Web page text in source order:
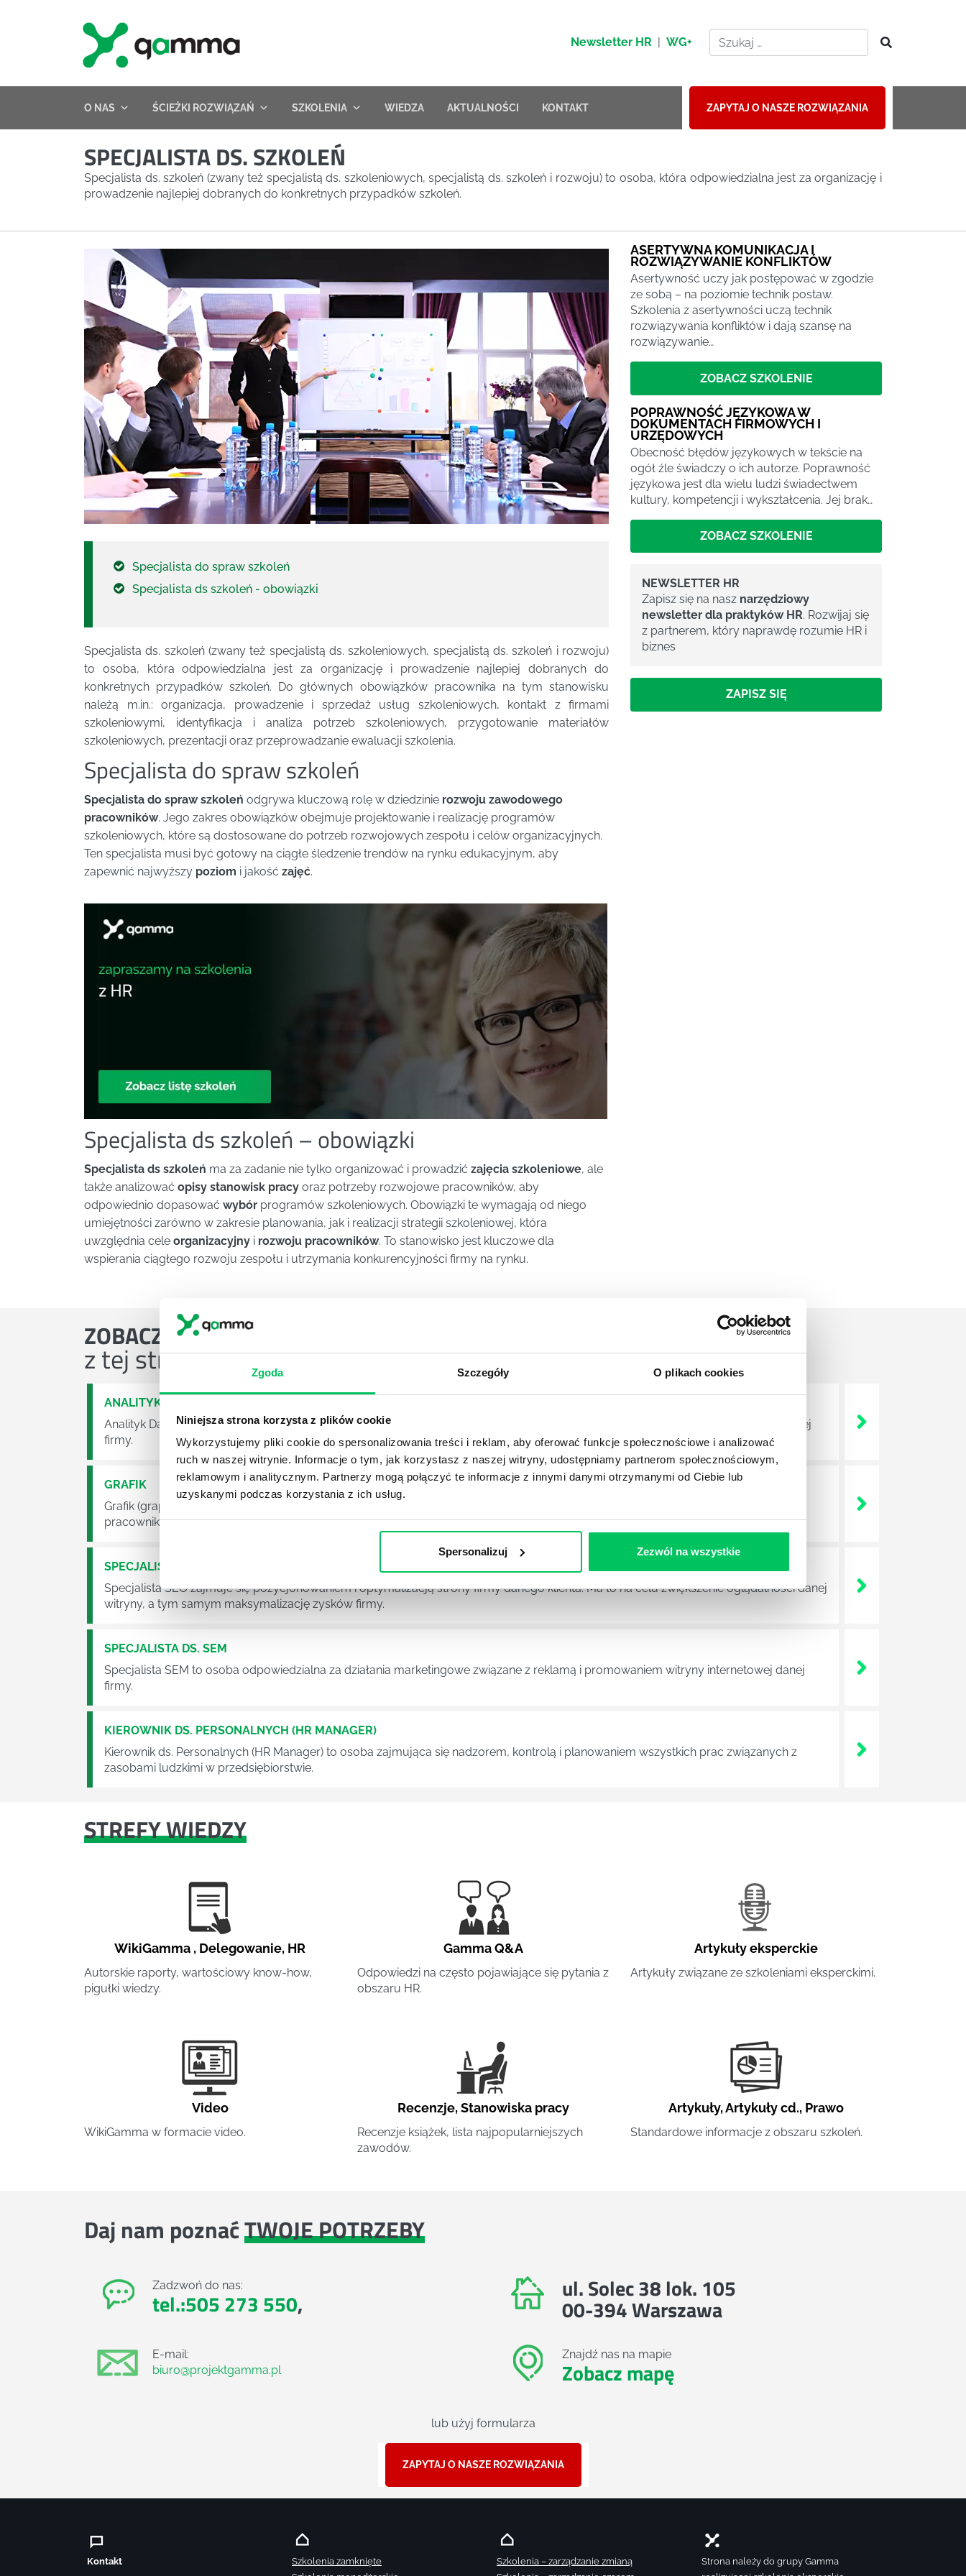
Zgoda Szczegóły O plikach cookies
Niniejsza strona korzysta z plików cookie
Wykorzystujemy pliki cookie do spersonalizowania treści i reklam, aby oferować funkcje społecznościowe i analizować
ruch w naszej witrynie. Informacje o tym, jak korzystasz z naszej witryny, udostępniamy partnerom społecznościowym,
reklamowym i analitycznym. Partnerzy mogą połączyć te informacje z innymi danymi otrzymanymi od Ciebie lub
uzyskanymi podczas korzystania z ich usług.
Spersonalizuj Zezwól na wszystkie
Newsletter HR | WG+
O NAS ŚCIEŻKI ROZWIĄZAŃ SZKOLENIA WIEDZA AKTUALNOŚCI KONTAKT ZAPYTAJ O NASZE ROZWIĄZANIA
SPECJALISTA DS. SZKOLEŃ
Specjalista ds. szkoleń (zwany też specjalistą ds. szkoleniowych, specjalistą ds. szkoleń i rozwoju) to osoba, która odpowiedzialna jest za organizację i
prowadzenie najlepiej dobranych do konkretnych przypadków szkoleń.
Specjalista do spraw szkoleń
Specjalista ds szkoleń - obowiązki
Specjalista ds. szkoleń (zwany też specjalistą ds. szkoleniowych, specjalistą ds. szkoleń i rozwoju)
to osoba, która odpowiedzialna jest za organizację i prowadzenie najlepiej dobranych do
konkretnych przypadków szkoleń. Do głównych obowiązków pracownika na tym stanowisku
należą m.in.: organizacja, prowadzenie i sprzedaż usług szkoleniowych, kontakt z firmami
szkoleniowymi, identyfikacja i analiza potrzeb szkoleniowych, przygotowanie materiałów
szkoleniowych, prezentacji oraz przeprowadzanie ewaluacji szkolenia.
Specjalista do spraw szkoleń
Specjalista do spraw szkoleń odgrywa kluczową rolę w dziedzinie rozwoju zawodowego
pracowników. Jego zakres obowiązków obejmuje projektowanie i realizację programów
szkoleniowych, które są dostosowane do potrzeb rozwojowych zespołu i celów organizacyjnych.
Ten specjalista musi być gotowy na ciągłe śledzenie trendów na rynku edukacyjnym, aby
zapewnić najwyższy poziom i jakość zajęć.
Specjalista ds szkoleń – obowiązki
Specjalista ds szkoleń ma za zadanie nie tylko organizować i prowadzić zajęcia szkoleniowe, ale
także analizować opisy stanowisk pracy oraz potrzeby rozwojowe pracowników, aby
odpowiednio dopasować wybór programów szkoleniowych. Obowiązki te wymagają od niego
umiejętności zarówno w zakresie planowania, jak i realizacji strategii szkoleniowej, która
uwzględnia cele organizacyjny i rozwoju pracowników. To stanowisko jest kluczowe dla
wspierania ciągłego rozwoju zespołu i utrzymania konkurencyjności firmy na rynku.
ASERTYWNA KOMUNIKACJA I
ROZWIĄZYWANIE KONFLIKTÓW
Asertywność uczy jak postępować w zgodzie
ze sobą – na poziomie technik postaw.
Szkolenia z asertywności uczą technik
rozwiązywania konfliktów i dają szansę na
rozwiązywanie…
ZOBACZ SZKOLENIE
POPRAWNOŚĆ JĘZYKOWA W
DOKUMENTACH FIRMOWYCH I
URZĘDOWYCH
Obecność błędów językowych w tekście na
ogół źle świadczy o ich autorze. Poprawność
językowa jest dla wielu ludzi świadectwem
kultury, kompetencji i wykształcenia. Jej brak…
ZOBACZ SZKOLENIE
NEWSLETTER HR
Zapisz się na nasz narzędziowy
newsletter dla praktyków HR. Rozwijaj się
z partnerem, który naprawdę rozumie HR i
biznes
ZAPISZ SIĘ
ZOBACZ OSTATNIE ARTYKUŁY
z tej strefy wiedzy
ANALITYK DANYCH
Analityk Danych zajmuje się gromadzeniem i analizą danych w celu stworzenia strategii biznesowej i planu marketingowego dla danej
firmy.
GRAFIK
Grafik (graphic designer) jest odpowiedzialny za przygotowanie i realizację projektów graficznych. Do głównych obowiązków
pracownika na tym stanowisku należy przygotowywanie projektów, np. reklam, materiałów promocyjnych, broszur.
SPECJALISTA DS. SEO
Specjalista SEO zajmuje się pozycjonowaniem i optymalizacją strony firmy danego klienta. Ma to na celu zwiększenie oglądalności danej
witryny, a tym samym maksymalizację zysków firmy.
SPECJALISTA DS. SEM
Specjalista SEM to osoba odpowiedzialna za działania marketingowe związane z reklamą i promowaniem witryny internetowej danej
firmy.
KIEROWNIK DS. PERSONALNYCH (HR MANAGER)
Kierownik ds. Personalnych (HR Manager) to osoba zajmująca się nadzorem, kontrolą i planowaniem wszystkich prac związanych z
zasobami ludzkimi w przedsiębiorstwie.
STREFY WIEDZY
WikiGamma , Delegowanie, HR
Autorskie raporty, wartościowy know-how,
pigułki wiedzy.
Gamma Q&A
Odpowiedzi na często pojawiające się pytania z
obszaru HR.
Artykuły eksperckie
Artykuły związane ze szkoleniami eksperckimi.
Video
WikiGamma w formacie video.
Recenzje,Stanowiska pracy
Recenzje książek, lista najpopularniejszych
zawodów.
Artykuły,Artykuły cd., Prawo
Standardowe informacje z obszaru szkoleń.
Daj nam poznaćTWOJE POTRZEBY
Zadzwoń do nas:
tel.:505 273 550,
E-mail:
biuro@projektgamma.pl
ul. Solec 38 lok. 105
00-394 Warszawa
Znajdź nas na mapie
Zobacz mapę
lub użyj formularza
ZAPYTAJ O NASZE ROZWIĄZANIA
Kontakt
Szkolenia zamknięte
Szkolenia – zarządzanie zmianą
Strona należy do grupy Gamma